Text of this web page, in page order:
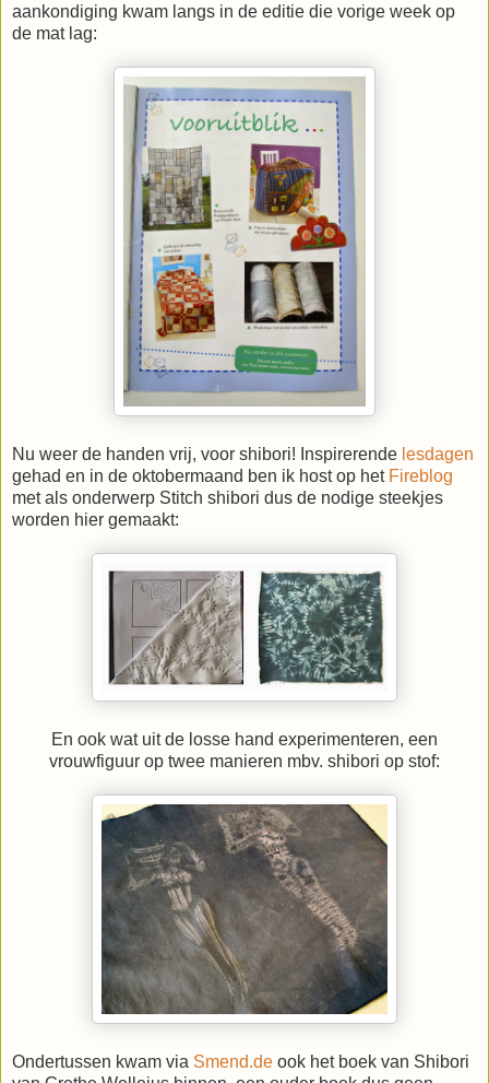
aankondiging kwam langs in de editie die vorige week op
de mat lag:
Nu weer de handen vrij, voor shibori! Inspirerende lesdagen
gehad en in de oktobermaand ben ik host op het Fireblog
met als onderwerp Stitch shibori dus de nodige steekjes
worden hier gemaakt:
En ook wat uit de losse hand experimenteren, een
vrouwfiguur op twee manieren mbv. shibori op stof:
Ondertussen kwam via Smend.de ook het boek van Shibori